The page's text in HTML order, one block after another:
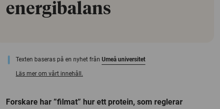
energibalans
Texten baseras på en nyhet från Umeå universitet
Läs mer om vårt innehåll.
Forskare har ”filmat” hur ett protein, som reglerar